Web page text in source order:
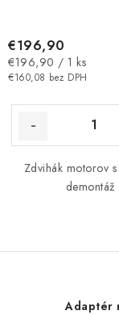
€160,08 bez DPH
€196,90
Jednotková
cena:
€196,90 / 1 ks
Zdvihák motorov
Adaptér